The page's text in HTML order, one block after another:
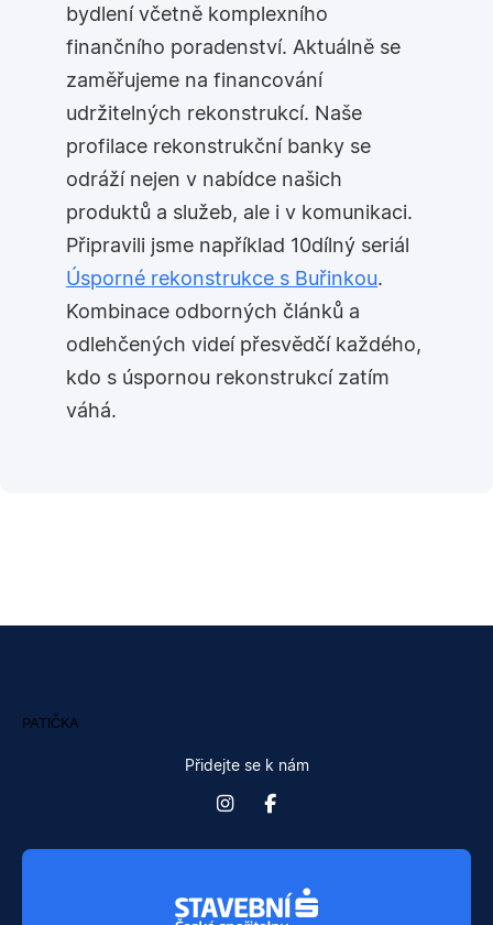
bydlení včetně komplexního
finančního poradenství. Aktuálně se
zaměřujeme na financování
udržitelných rekonstrukcí. Naše
profilace rekonstrukční banky se
odráží nejen v nabídce našich
produktů a služeb, ale i v komunikaci.
Připravili jsme například 10dílný seriál
Úsporné rekonstrukce s Buřinkou.
Kombinace odborných článků a
odlehčených videí přesvědčí každého,
kdo s úspornou rekonstrukcí zatím
váhá.
PATIČKA
Přidejte se k nám